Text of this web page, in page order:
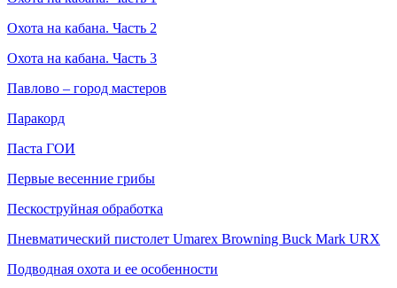
Охота на кабана. Часть 2
Охота на кабана. Часть 3
Павлово – город мастеров
Паракорд
Паста ГОИ
Первые весенние грибы
Пескоструйная обработка
Пневматический пистолет Umarex Browning Buck Mark URX
Подводная охота и ее особенности